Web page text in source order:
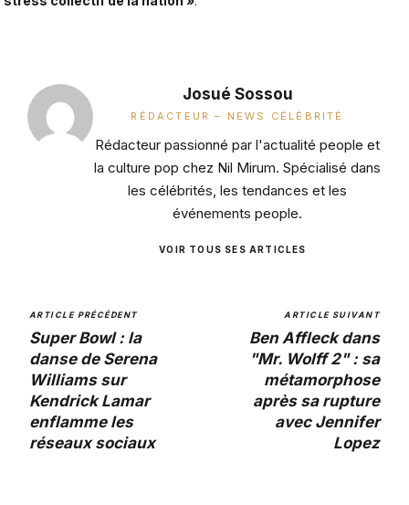
Josué Sossou
RÉDACTEUR – NEWS CÉLÉBRITÉ
Rédacteur passionné par l'actualité people et
la culture pop chez Nil Mirum. Spécialisé dans
les célébrités, les tendances et les
événements people.
VOIR TOUS SES ARTICLES
ARTICLE PRÉCÉDENT
Super Bowl : la
danse de Serena
Williams sur
Kendrick Lamar
enflamme les
réseaux sociaux
ARTICLE SUIVANT
Ben Affleck dans
"Mr. Wolff 2" : sa
métamorphose
après sa rupture
avec Jennifer
Lopez